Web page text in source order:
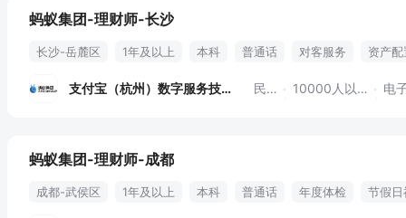
蚂蚁集团-理财师-长沙
长沙-岳麓区 1年及以上 本科 普通话 对客服务
资产配
支付宝（杭州）数字服务技术 民营 10000人以上 电
蚂蚁集团-理财师-成都
成都-武侯区 1年及以上 本科 普通话 年度体检 节假日